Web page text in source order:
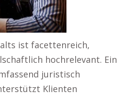
ist facettenreich,
hochrelevant. Ein
juristisch
Klienten